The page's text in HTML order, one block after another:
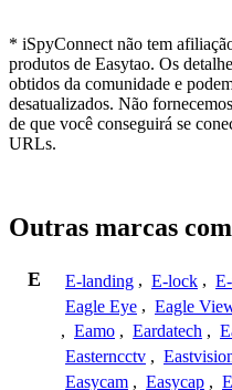
* iSpyConnect não tem
produtos de Easytao. Os
obtidos da comunidade e
desatualizados. Não
de que você conseguirá se
URLs.
Outras marcas
E E-landing , E-lock ,
Eagle Eye , Eagle
, Eamo , Eardatech ,
Easterncctv ,
Easycam , Easycap ,